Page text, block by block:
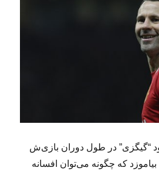
“گیگزی” در طول دوران بازی‌ش
بیاموزد که چگونه می‌توان افسانه